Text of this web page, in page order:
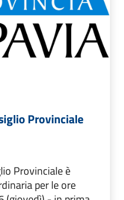
Provinciale
Provinciale è
per le ore